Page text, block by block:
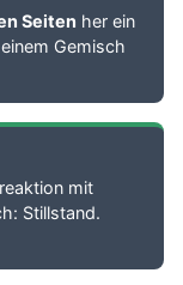
Seiten her ein
Gemisch
mit
Stillstand.